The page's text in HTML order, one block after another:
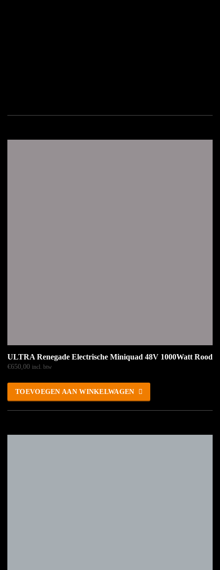
ULTRA Renegade Electrische Miniquad 48V 1000Watt Rood
€650,00 incl. btw
TOEVOEGEN AAN WINKELWAGEN